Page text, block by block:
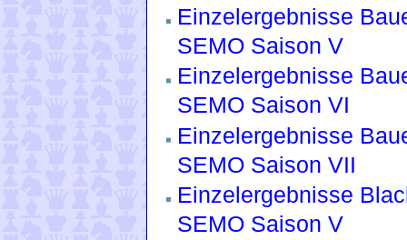
Einzelergebnisse
SEMO Saison V
Einzelergebnisse
SEMO Saison VI
Einzelergebnisse
SEMO Saison VII
Einzelergebnisse
SEMO Saison V